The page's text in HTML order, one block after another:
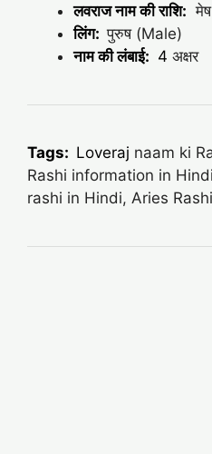
लवराज नाम की राशि:
लिंग: पुरुष (Male)
नाम की लंबाई: 4 अक्षर
Tags: Loveraj naam ki
Rashi information in
rashi in Hindi, Aries